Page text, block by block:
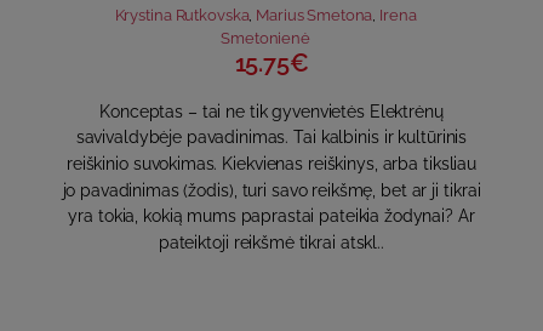
Krystina Rutkovska Marius Smetona Irena
Smetonienė
15.75€
Konceptas – tai ne tik gyvenvietės Elektrėnų
savivaldybėje pavadinimas. Tai kalbinis ir kultūrinis
reiškinio suvokimas. Kiekvienas reiškinys, arba tiksliau
jo pavadinimas (žodis), turi savo reikšmę, bet ar ji tikrai
yra tokia, kokią mums paprastai pateikia žodynai? Ar
pateiktoji reikšmė tikrai atskl..